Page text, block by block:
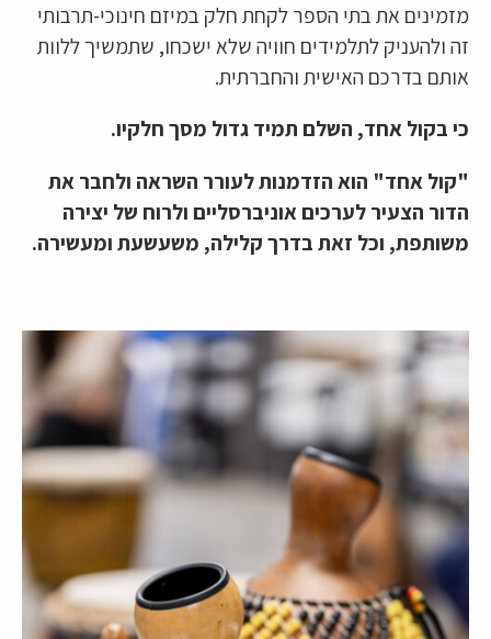
מזמינים את בתי הספר לקחת חלק במיזם חינוכי-תרבותי
זה ולהעניק לתלמידים חוויה שלא ישכחו, שתמשיך ללוות
אותם בדרכם האישית והחברתית.
כי בקול אחד, השלם תמיד גדול מסך חלקיו.
"קול אחד" הוא הזדמנות לעורר השראה ולחבר את
הדור הצעיר לערכים אוניברסליים ולרוח של יצירה
משותפת, וכל זאת בדרך קלילה, משעשעת ומעשירה.